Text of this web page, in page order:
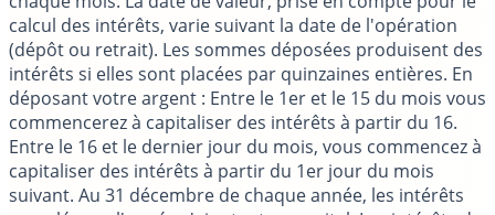
calcul des intérêts, varie suivant la date de l'opération
(dépôt ou retrait). Les sommes déposées produisent des
intérêts si elles sont placées par quinzaines entières. En
déposant votre argent : Entre le 1er et le 15 du mois vous
commencerez à capitaliser des intérêts à partir du 16.
Entre le 16 et le dernier jour du mois, vous commencez à
capitaliser des intérêts à partir du 1er jour du mois
suivant. Au 31 décembre de chaque année, les intérêts